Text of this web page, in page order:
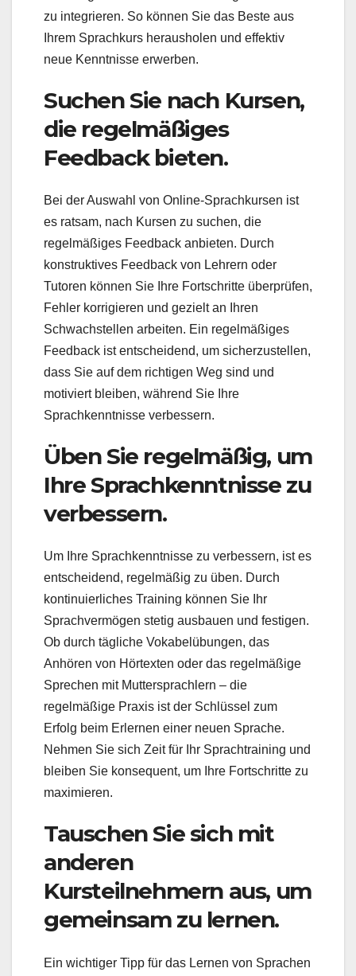
zu integrieren. So können Sie das Beste aus
Ihrem Sprachkurs herausholen und effektiv
neue Kenntnisse erwerben.
Suchen Sie nach Kursen,
die regelmäßiges
Feedback bieten.
Bei der Auswahl von Online-Sprachkursen ist
es ratsam, nach Kursen zu suchen, die
regelmäßiges Feedback anbieten. Durch
konstruktives Feedback von Lehrern oder
Tutoren können Sie Ihre Fortschritte überprüfen,
Fehler korrigieren und gezielt an Ihren
Schwachstellen arbeiten. Ein regelmäßiges
Feedback ist entscheidend, um sicherzustellen,
dass Sie auf dem richtigen Weg sind und
motiviert bleiben, während Sie Ihre
Sprachkenntnisse verbessern.
Üben Sie regelmäßig, um
Ihre Sprachkenntnisse zu
verbessern.
Um Ihre Sprachkenntnisse zu verbessern, ist es
entscheidend, regelmäßig zu üben. Durch
kontinuierliches Training können Sie Ihr
Sprachvermögen stetig ausbauen und festigen.
Ob durch tägliche Vokabelübungen, das
Anhören von Hörtexten oder das regelmäßige
Sprechen mit Muttersprachlern – die
regelmäßige Praxis ist der Schlüssel zum
Erfolg beim Erlernen einer neuen Sprache.
Nehmen Sie sich Zeit für Ihr Sprachtraining und
bleiben Sie konsequent, um Ihre Fortschritte zu
maximieren.
Tauschen Sie sich mit
anderen
Kursteilnehmern aus, um
gemeinsam zu lernen.
Ein wichtiger Tipp für das Lernen von Sprachen